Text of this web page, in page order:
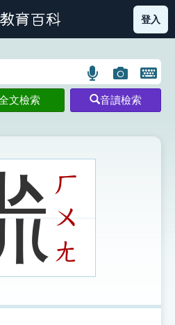
引圖示 部首索引表圖示
登入
語
言
搜
示
圖
片
搜
開
鍵
圖
文檢索 音讀檢索
ㄏ
ㄨ
ㄤ